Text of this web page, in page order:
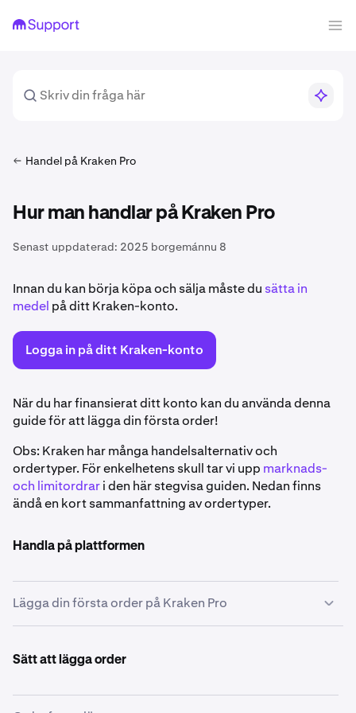
Handel på Kraken Pro
Hur man handlar på Kraken Pro
Senast uppdaterad: 2025 borgemánnu 8
Innan du kan börja köpa och sälja måste du sätta in
medel på ditt Kraken-konto.
Logga in på ditt Kraken-konto
När du har finansierat ditt konto kan du använda denna
guide för att lägga din första order!
Obs: Kraken har många handelsalternativ och
ordertyper. För enkelhetens skull tar vi upp marknads-
och limitordrari den här stegvisa guiden. Nedan finns
ändå en kort sammanfattning av ordertyper.
Handla på plattformen
Lägga din första order på Kraken Pro
1
Välj valutaparet du vill handla
köpa Bitcoin (BTC) med US-dollar eller sälja
Sätt att lägga order